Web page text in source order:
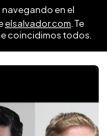
navegando en el
elsalvador.com . Te
coincidimos todos.